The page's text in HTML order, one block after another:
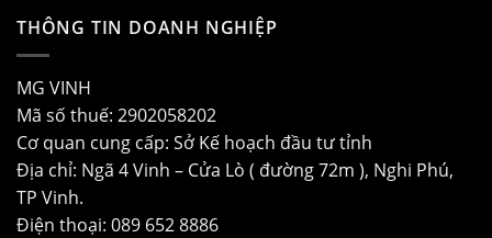
THÔNG TIN DOANH NGHIỆP
MG VINH
Mã số thuế: 2902058202
Cơ quan cung cấp: Sở Kế hoạch đầu tư tỉnh
Địa chỉ: Ngã 4 Vinh – Cửa Lò ( đường 72m ), Nghi Phú,
TP Vinh.
Điện thoại: 089 652 8886